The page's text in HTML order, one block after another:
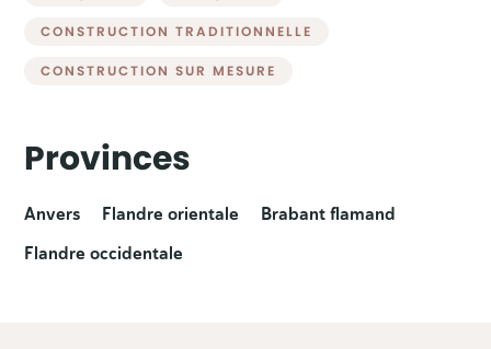
CONSTRUCTION TRADITIONNELLE
CONSTRUCTION SUR MESURE
Provinces
Anvers Flandre orientale
Brabant flamand
Flandre occidentale